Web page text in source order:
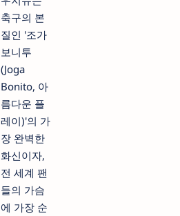
축구의 본
질인 '조가
보니투
(Joga
Bonito, 아
름다운 플
레이)'의 가
장 완벽한
화신이자,
전 세계 팬
들의 가슴
에 가장 순